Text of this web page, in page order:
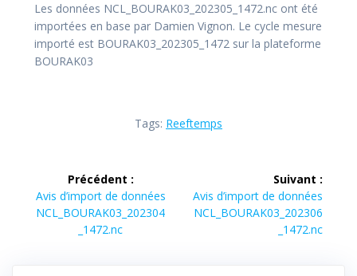
Les données NCL_BOURAK03_202305_1472.nc ont été
importées en base par Damien Vignon. Le cycle mesure
importé est BOURAK03_202305_1472 sur la plateforme
BOURAK03
Tags: Reeftemps
Navigation
de
l’article
Précédent :
Article
précédent :
Avis d’import de données
NCL_BOURAK03_202304
_1472.nc
Suivant :
Article
suivant :
Avis d’import de données
NCL_BOURAK03_202306
_1472.nc